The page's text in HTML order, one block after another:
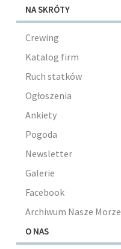
NA SKRÓTY
Crewing
Katalog firm
Ruch statków
Ogłoszenia
Ankiety
Pogoda
Newsletter
Galerie
Facebook
Archiwum Nasze Morze
O NAS